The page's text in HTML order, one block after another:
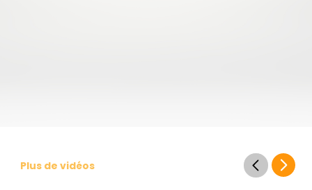
Plus de vidéos